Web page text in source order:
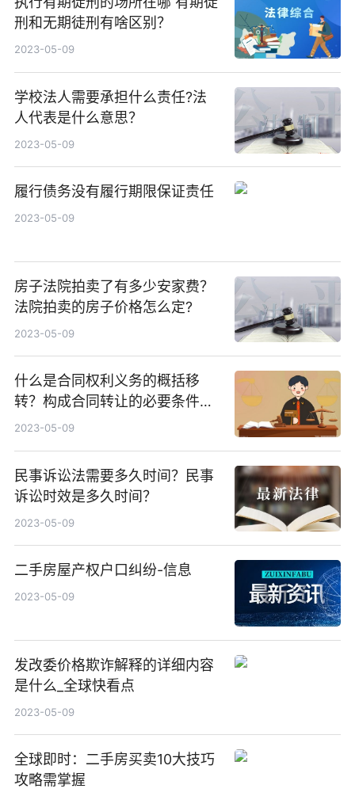
刑和无期徒刑有啥区别？
2023-05-09
学校法人需要承担什么责任?法
人代表是什么意思？
2023-05-09
履行债务没有履行期限保证责任
2023-05-09
房子法院拍卖了有多少安家费？
法院拍卖的房子价格怎么定?
2023-05-09
什么是合同权利义务的概括移
转？构成合同转让的必要条件有
哪些？
2023-05-09
民事诉讼法需要多久时间？民事
诉讼时效是多久时间？
2023-05-09
二手房屋产权户口纠纷-信息
2023-05-09
发改委价格欺诈解释的详细内容
是什么_全球快看点
2023-05-09
全球即时：二手房买卖10大技巧
攻略需掌握